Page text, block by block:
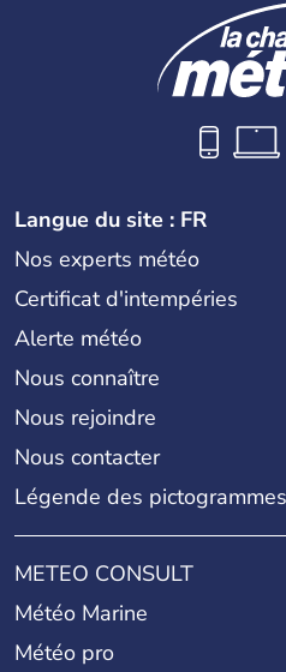
Langue du site : FR
Nos experts météo
Certificat d'intempéries
Alerte météo
Nous connaître
Nous rejoindre
Nous contacter
Légende des pictogrammes
METEO CONSULT
Météo Marine
Météo pro